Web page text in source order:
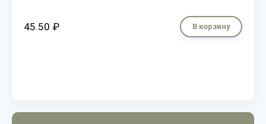
45.50 ₽ В корзину